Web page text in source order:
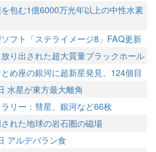
包む1億6000万光年以上の中性水素
フト「ステライメージ8」FAQ更新
り出された超大質量ブラックホール
め座の銀河に超新星発見、124個目
水星が東方最大離角
リー：彗星、銀河など66枚
れた地球の岩石圏の磁場
アルデバラン食